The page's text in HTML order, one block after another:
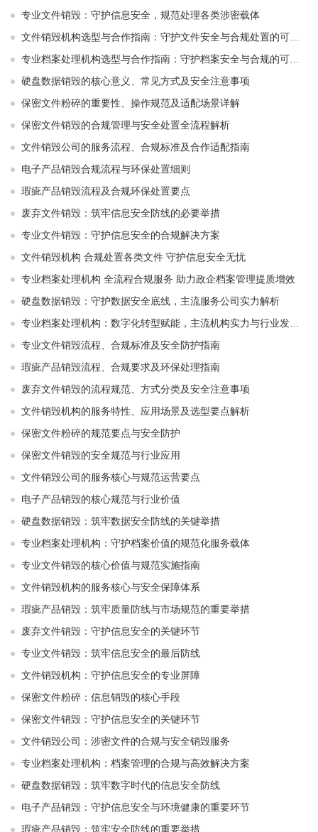
专业文件销毁：守护信息安全，规范处理各类涉密载体
文件销毁机构选型与合作指南：守护文件安全与合规处置的可靠选择
专业档案处理机构选型与合作指南：守护档案安全与合规的可靠伙伴
硬盘数据销毁的核心意义、常见方式及安全注意事项
保密文件粉碎的重要性、操作规范及适配场景详解
保密文件销毁的合规管理与安全处置全流程解析
文件销毁公司的服务流程、合规标准及合作适配指南
电子产品销毁合规流程与环保处置细则
瑕疵产品销毁流程及合规环保处置要点
废弃文件销毁：筑牢信息安全防线的必要举措
专业文件销毁：守护信息安全的合规解决方案
文件销毁机构 合规处置各类文件 守护信息安全无忧
专业档案处理机构 全流程合规服务 助力政企档案管理提质增效
硬盘数据销毁：守护数据安全底线，主流服务公司实力解析
专业档案处理机构：数字化转型赋能，主流机构实力与行业发展解析
专业文件销毁流程、合规标准及安全防护指南
瑕疵产品销毁流程、合规要求及环保处理指南
废弃文件销毁的流程规范、方式分类及安全注意事项
文件销毁机构的服务特性、应用场景及选型要点解析
保密文件粉碎的规范要点与安全防护
保密文件销毁的安全规范与行业应用
文件销毁公司的服务核心与规范运营要点
电子产品销毁的核心规范与行业价值
硬盘数据销毁：筑牢数据安全防线的关键举措
专业档案处理机构：守护档案价值的规范化服务载体
专业文件销毁的核心价值与规范实施指南
文件销毁机构的服务核心与安全保障体系
瑕疵产品销毁：筑牢质量防线与市场规范的重要举措
废弃文件销毁：守护信息安全的关键环节
专业文件销毁：筑牢信息安全的最后防线
文件销毁机构：守护信息安全的专业屏障
保密文件粉碎：信息销毁的核心手段
保密文件销毁：守护信息安全的关键环节
文件销毁公司：涉密文件的合规与安全销毁服务
专业档案处理机构：档案管理的合规与高效解决方案
硬盘数据销毁：筑牢数字时代的信息安全防线
电子产品销毁：守护信息安全与环境健康的重要环节
瑕疵产品销毁：筑牢安全防线的重要举措